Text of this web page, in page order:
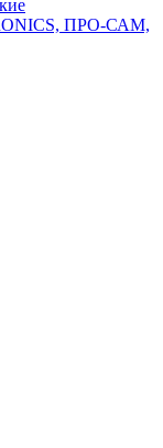
ПРО-САМ,